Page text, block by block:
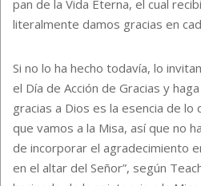
pan de la Vida Eterna, el cual
literalmente damos gracias en
Si no lo ha hecho todavía, lo
el Día de Acción de Gracias y
gracias a Dios es la esencia de lo
que vamos a la Misa, así que no
de incorporar el agradecimiento
en el altar del Señor”, según